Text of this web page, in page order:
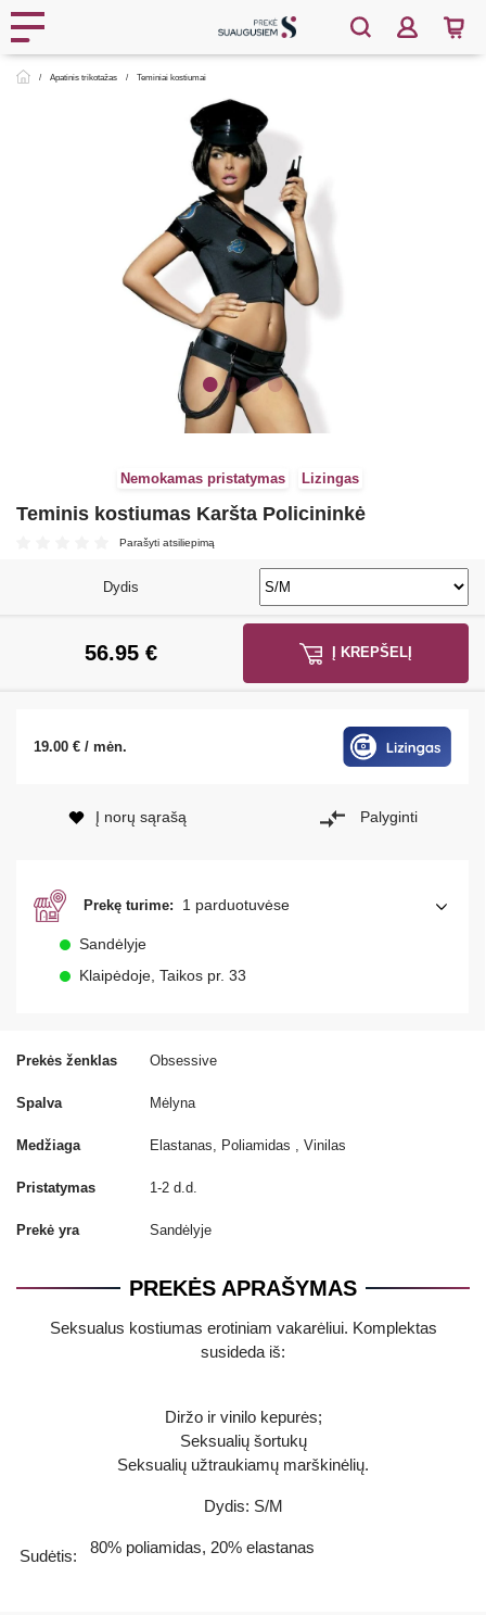
Apatinis trikotažas Teminiai kostiumai
Nemokamas pristatymas Lizingas
Teminis kostiumas Karšta Policininkė
Parašyti atsiliepimą
Prekės ženklas Obsessive
Spalva Mėlyna
Medžiaga Elastanas, Poliamidas , Vinilas
Pristatymas 1-2 d.d.
Prekė yra Sandėlyje
Dydis
56.95 €
19.00 € / mėn.
Į KREPŠELĮ
Į norų sąrašą Palyginti
Prekę turime: 1 parduotuvėse
Sandėlyje
Klaipėdoje, Taikos pr. 33
PREKĖS APRAŠYMAS
Seksualus kostiumas erotiniam vakarėliui. Komplektas
susideda iš:
Diržo ir vinilo kepurės;
Seksualių šortukų
Seksualių užtraukiamų marškinėlių.
Dydis: S/M
Sudėtis: 80% poliamidas, 20% elastanas